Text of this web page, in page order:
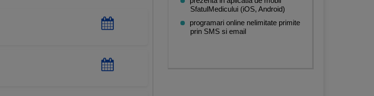
SfatulMedicului (iOS, Android)
programari online nelimitate primite
prin SMS si email